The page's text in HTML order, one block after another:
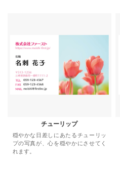
チューリップ
穏やかな日差しにあたるチューリッ
プの写真が、心を穏やかにさせてく
れます。